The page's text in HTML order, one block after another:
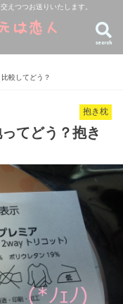
えつつお送りいたします。
search
較してどう？
抱き枕
てどう？抱き